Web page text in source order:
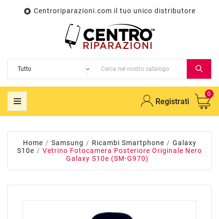
 Centroriparazioni.com il tuo unico distributore
Registrati
0
Home Samsung Ricambi Smartphone
Galaxy
S10e
Vetrino Fotocamera Posteriore Originale Nero
Galaxy S10e (SM-G970)